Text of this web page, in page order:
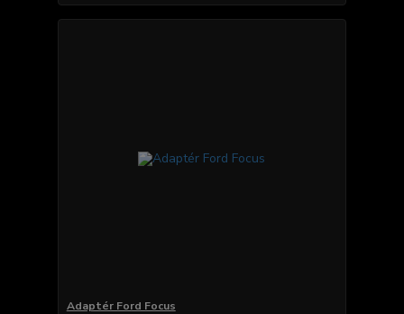
Adaptér Ford Focus